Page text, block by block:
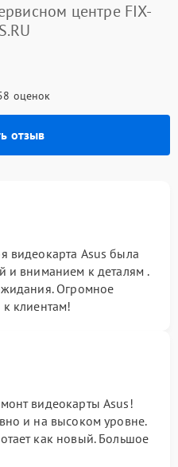
центре FIX-
оценок
отзыв
видеокарта Asus была
и вниманием к деталям .
Огромное
клиентам!
видеокарты Asus!
и на высоком уровне.
как новый. Большое